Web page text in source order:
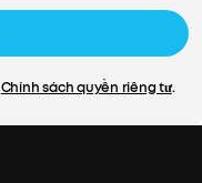
Chính sách quyền riêng tư.